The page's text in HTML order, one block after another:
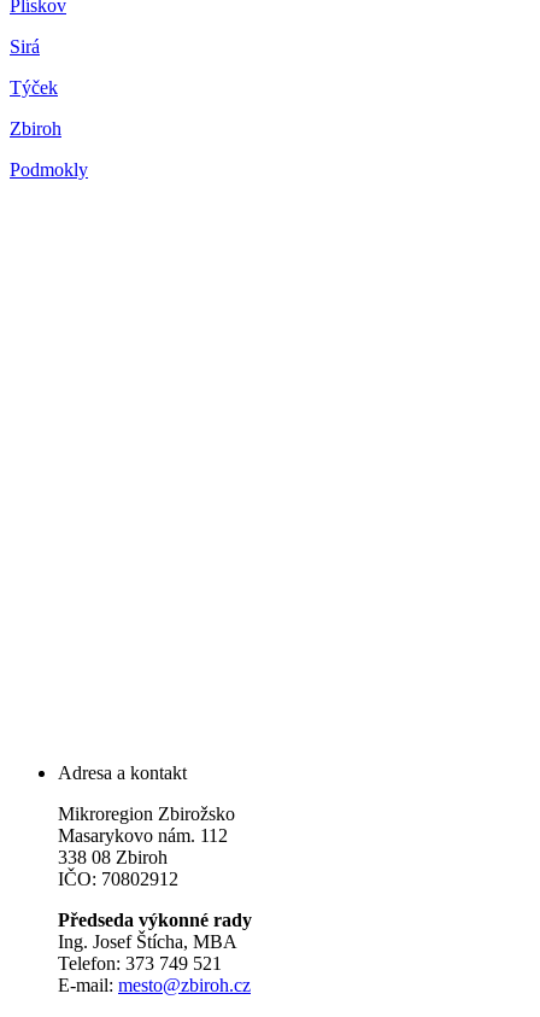
Plískov
Sirá
Týček
Zbiroh
Podmokly
Adresa a kontakt
Mikroregion Zbirožsko
Masarykovo nám. 112
338 08 Zbiroh
IČO: 70802912
Předseda výkonné rady
Ing. Josef Štícha, MBA
Telefon: 373 749 521
E-mail: mesto@zbiroh.cz